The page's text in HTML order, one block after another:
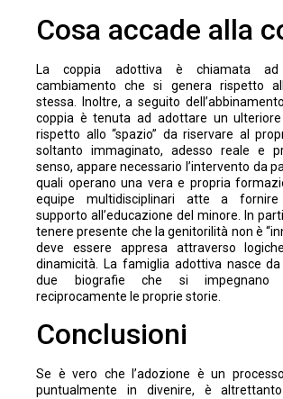
Cosa accade alla
La coppia adottiva è chiamata
cambiamento che si genera rispetto
stessa. Inoltre, a seguito
coppia è tenuta ad adottare un
rispetto allo “spazio” da riservare al
soltanto immaginato, adesso reale e
senso, appare necessario l’intervento da
quali operano una vera e propria
equipe multidisciplinari atte a
supporto all’educazione del minore. In
tenere presente che la genitorilità non è
deve essere appresa attraverso
dinamicità. La famiglia adottiva nasce
due biografie che si impegnano
reciprocamente le proprie storie.
Conclusioni
Se è vero che l’adozione è un
puntualmente in divenire, è